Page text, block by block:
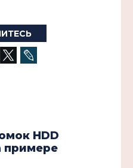
HDD
примере